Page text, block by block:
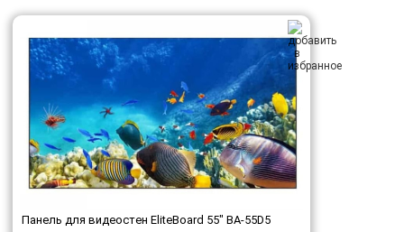
Панель для видеостен EliteBoard 55" BA-55D5